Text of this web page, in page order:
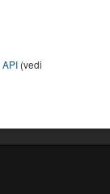
API (vedi